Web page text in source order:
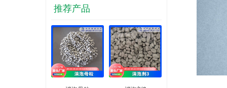
推荐产品